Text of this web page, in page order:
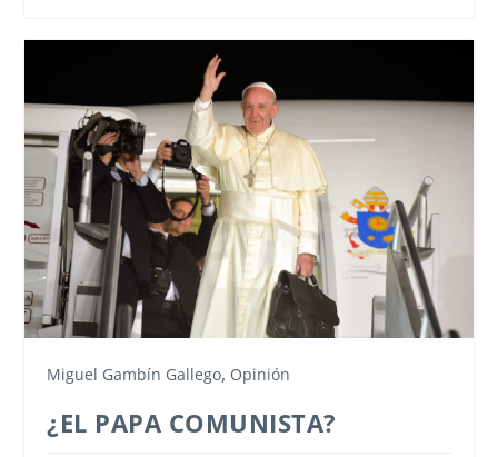
Miguel Gambín Gallego, Opinión
¿EL PAPA COMUNISTA?